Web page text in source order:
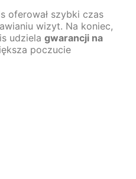
oferował szybki czas
wizyt. Na koniec,
udziela gwarancji na
poczucie